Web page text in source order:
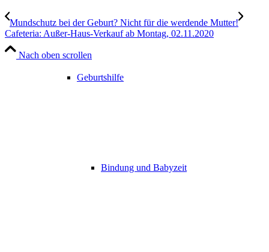
Geburtshilfe
Bindung und Babyzeit
Mundschutz bei der Geburt? Nicht für die werdende Mutter!
Cafeteria: Außer-Haus-Verkauf ab Montag, 02.11.2020
Nach oben scrollen